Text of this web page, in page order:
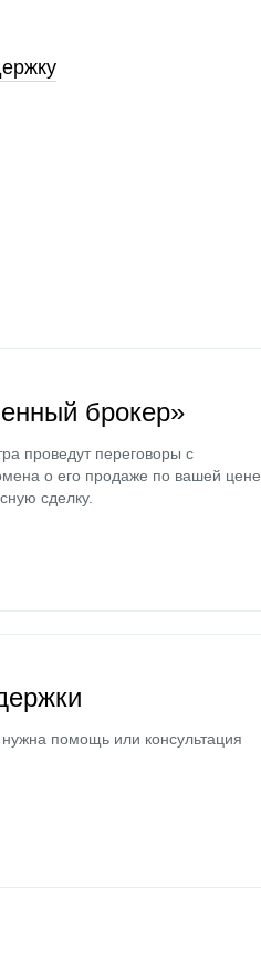
брокер»
проведут переговоры с
о его продаже по вашей цене
сделку.
помощь или консультация